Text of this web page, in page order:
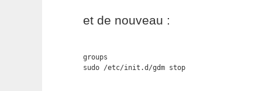
et de nouveau :
groups
sudo /etc/init.d/gdm stop